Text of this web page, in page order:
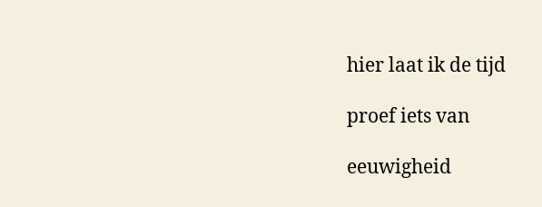
hier laat ik de tijd
proef iets van
eeuwigheid